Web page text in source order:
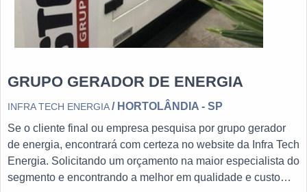
GRUPO GERADOR DE ENERGIA
INFRA TECH ENERGIA/ HORTOLÂNDIA - SP
Se o cliente final ou empresa pesquisa por grupo gerador
de energia, encontrará com certeza no website da Infra Tech
Energia. Solicitando um orçamento na maior especialista do
segmento e encontrando a melhor em qualidade e custo